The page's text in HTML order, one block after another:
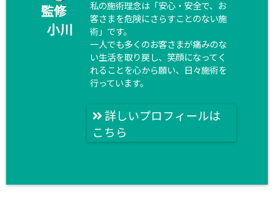
監修
小川
私の施術理念は「安心・安全で、お
客さまを危険にさらすことのない施
術」です。
一人でも多くのお客さまが痛みのな
い生活を取り戻し、笑顔になってく
れることを心から願い、日々施術を
行っています。
詳しいプロフィールは
こちら